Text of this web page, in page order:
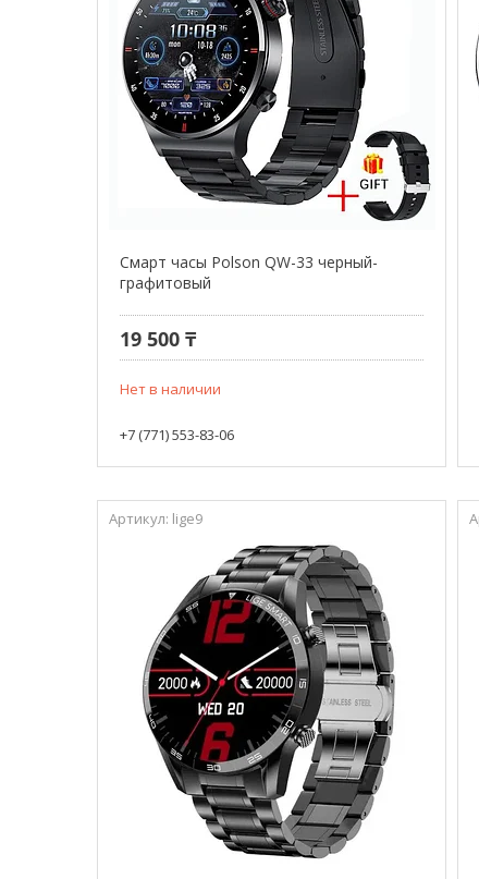
Смарт часы Polson QW-33 черный-
графитовый
19 500 ₸
Нет в наличии
+7 (771) 553-83-06
lige9